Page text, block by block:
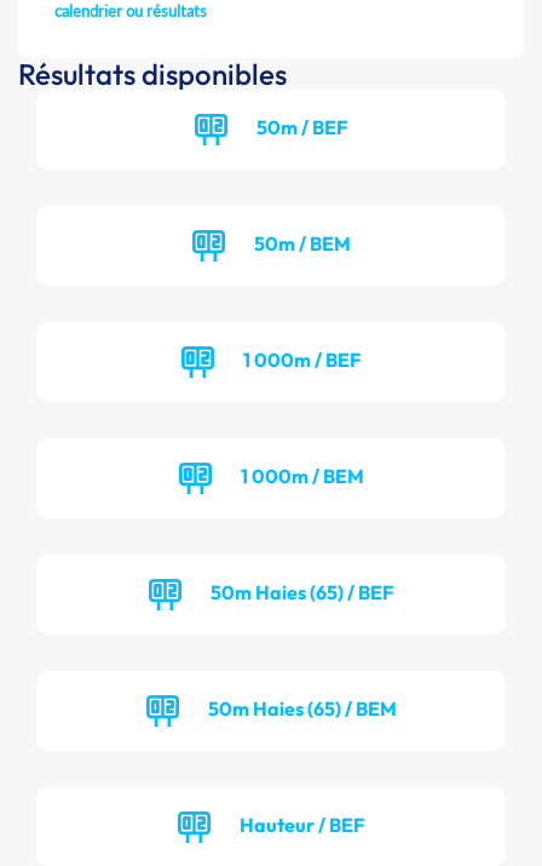
calendrier ou résultats
Résultats disponibles
50m / BEF
50m / BEM
1 000m / BEF
1 000m / BEM
50m Haies (65) / BEF
50m Haies (65) / BEM
Hauteur / BEF